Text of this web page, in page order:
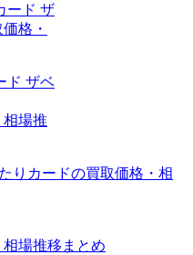
ド ザベ
場推
場推移まとめ